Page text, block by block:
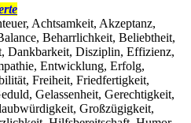
Achtsamkeit, Akzeptanz,
Beharrlichkeit, Beliebtheit,
Dankbarkeit, Disziplin, Effizienz,
Entwicklung, Erfolg,
Freiheit, Friedfertigkeit,
Gelassenheit, Gerechtigkeit,
Großzügigkeit,